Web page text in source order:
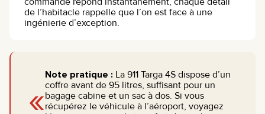
de l’habitacle rappelle que l’on est face à une
ingénierie d’exception.
«
Note pratique : La 911 Targa 4S dispose d’un
coffre avant de 95 litres, suffisant pour un
bagage cabine et un sac à dos. Si vous
récupérez le véhicule à l’aéroport, voyagez